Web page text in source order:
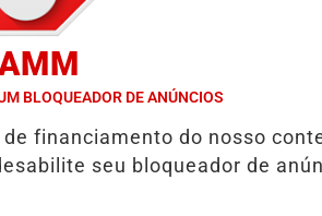
PUBLICIDADES LEGAIS
ROBERTO REFORMA TRIBUTÁRIA
BLOQUEADOR DE ANÚNCIOS
financiamento do nosso
seu bloqueador de